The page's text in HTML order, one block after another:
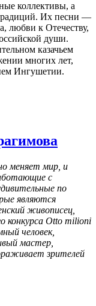
коллективы, а
Их песни —
любви к Отечеству,
души.
казачьем
многих лет,
Ингушетии.
меняет мир, и
с
по
являются
живописец,
конкурса Otto milioni
человек,
мастер,
зрителей